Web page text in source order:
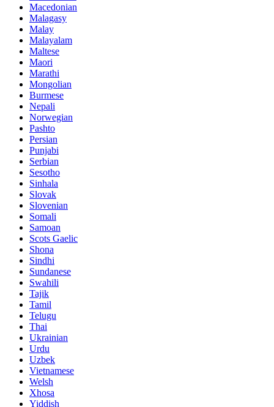
Macedonian
Malagasy
Malay
Malayalam
Maltese
Maori
Marathi
Mongolian
Burmese
Nepali
Norwegian
Pashto
Persian
Punjabi
Serbian
Sesotho
Sinhala
Slovak
Slovenian
Somali
Samoan
Scots Gaelic
Shona
Sindhi
Sundanese
Swahili
Tajik
Tamil
Telugu
Thai
Ukrainian
Urdu
Uzbek
Vietnamese
Welsh
Xhosa
Yiddish